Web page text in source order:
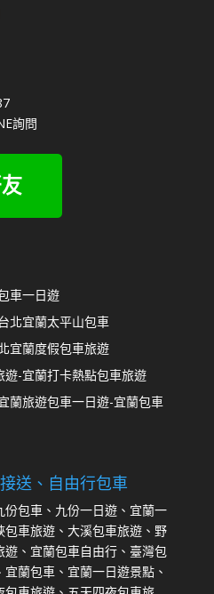
詢問
車一日遊
北宜蘭太平山包車
宜蘭度假包車旅遊
-宜蘭打卡熱點包車旅遊
蘭旅遊包車一日遊-宜蘭包車
送、自由行包車
包車、九份一日遊、宜蘭一
車旅遊、大溪包車旅遊、野
、宜蘭包車自由行、臺灣包
蘭包車、宜蘭一日遊景點、